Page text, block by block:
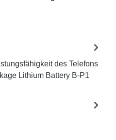
des Telefons
Lithium Battery B-P1